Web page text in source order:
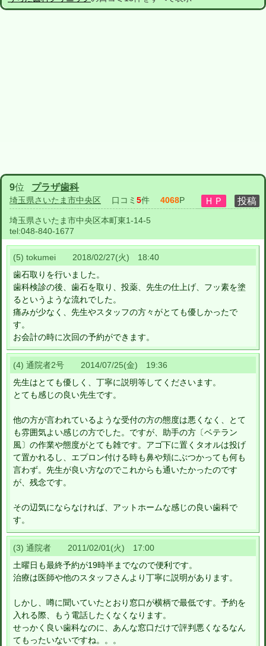
9位 プラザ歯科
埼玉県さいたま市中央区 口コミ 5件 4068P
埼玉県さいたま市中央区本町東1-14-5
tel:048-840-1677
(5) tokumei 2018/02/27(火) 18:40
歯石取りを行いました。
歯科検診の後、歯石を取り、投薬、先生の仕上げ、フッ素を塗
るというような流れでした。
痛みが少なく、先生やスタッフの方々がとても優しかったで
す。
お会計の時に次回の予約ができます。
(4) 通院者2号 2014/07/25(金) 19:36
先生はとても優しく、丁寧に説明等してくださいます。
とても感じの良い先生です。
他の方が言われているような受付の方の態度は悪くなく、とて
も雰囲気よい感じの方でした。ですが、助手の方〔ベテラン
風〕の作業や態度がとても雑です。アゴ下に置くタオルは投げ
て置かれるし、エプロン付ける時も鼻や頬にぶつかっても何も
言わず。先生が良い方なのでこれからも通いたかったのです
が、残念です。
その辺気にならなければ、アットホームな感じの良い歯科で
す。
(3) 通院者 2011/02/01(火) 17:00
土曜日も最終予約が19時半までなので便利です。
治療は医師や他のスタッフさんより丁寧に説明があります。
しかし、噂に聞いていたとおり窓口が横柄で最低です。予約を
入れる際、もう電話したくなくなります。
せっかく良い歯科なのに、あんな窓口だけで評判悪くなるなん
てもったいないですね。。。